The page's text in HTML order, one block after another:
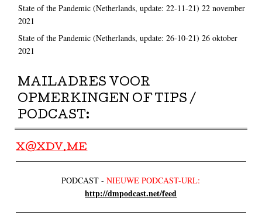
State of the Pandemic (Netherlands, update: 22-11-21) 22 november
2021
State of the Pandemic (Netherlands, update: 26-10-21) 26 oktober
2021
MAILADRES VOOR
OPMERKINGEN OF TIPS /
PODCAST:
X@XDV.ME
PODCAST -NIEUWE PODCAST-URL:
http://dmpodcast.net/feed